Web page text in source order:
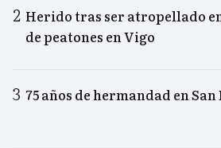
Herido tras ser atropellado
de peatones en Vigo
75 años de hermandad en San